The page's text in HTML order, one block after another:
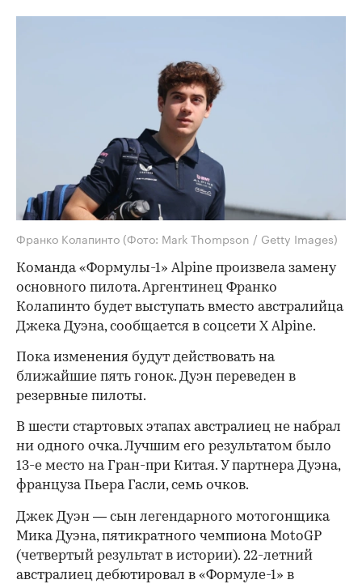
Франко Колапинто (Фото: Mark Thompson / Getty Images)
Команда «Формулы-1» Alpine произвела замену
основного пилота. Аргентинец Франко
Колапинто будет выступать вместо австралийца
Джека Дуэна, сообщается в соцсети Х Alpine.
Пока изменения будут действовать на
ближайшие пять гонок. Дуэн переведен в
резервные пилоты.
В шести стартовых этапах австралиец не набрал
ни одного очка. Лучшим его результатом было
13-е место на Гран-при Китая. У партнера Дуэна,
француза Пьера Гасли, семь очков.
Джек Дуэн — сын легендарного мотогонщика
Мика Дуэна, пятикратного чемпиона MotoGP
(четвертый результат в истории). 22-летний
австралиец дебютировал в «Формуле-1» в